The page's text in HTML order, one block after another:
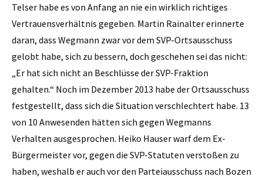
Telser habe es von Anfang an nie ein wirklich richtiges
Vertrauensverhältnis gegeben. Martin Rainalter erinnerte
daran, dass Wegmann zwar vor dem SVP-Ortsausschuss
gelobt habe, sich zu bessern, doch geschehen sei das nicht:
„Er hat sich nicht an Beschlüsse der SVP-Fraktion
gehalten.“ Noch im Dezember 2013 habe der Ortsausschuss
festgestellt, dass sich die Situation verschlechtert habe. 13
von 10 Anwesenden hätten sich gegen Wegmanns
Verhalten ausgesprochen. Heiko Hauser warf dem Ex-
Bürgermeister vor, gegen die SVP-Statuten verstoßen zu
haben, weshalb er auch vor den Parteiausschuss nach Bozen